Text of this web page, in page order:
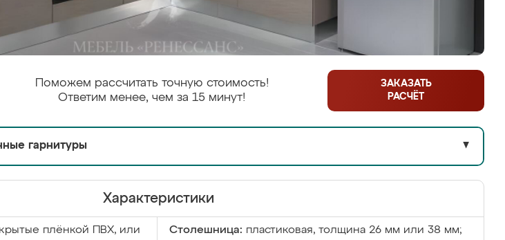
Поможем рассчитать точную стоимость!
Ответим менее, чем за 15 минут!
ЗАКАЗАТЬ
РАСЧЁТ
гарнитуры ▼
Характеристики
плёнкой ПВХ, или
Столешница: пластиковая, толщина 26 мм или 38 мм;